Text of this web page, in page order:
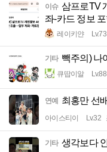
이슈 삼프로TV
좌-카드 정보
레이키얀 Lv.73
기타 빽주의) 나
큐땁이알 Lv.88
연예 최홍만 선
아이스티이 Lv.32
기타 생각보다